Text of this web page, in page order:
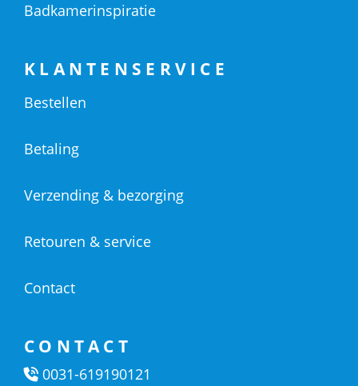
Badkamerinspiratie
KLANTENSERVICE
Bestellen
Betaling
Verzending & bezorging
Retouren & service
Contact
CONTACT
0031-619190121